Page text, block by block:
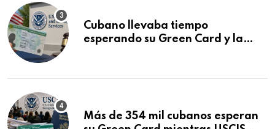
Cubano llevaba tiempo
esperando su Green Card y la
Más de 354 mil cubanos esperan